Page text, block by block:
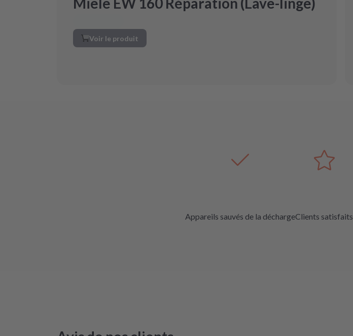
Voir le produit
Appareils sauvés de la déchargeClients satisfaits